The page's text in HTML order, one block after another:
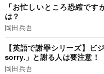
「お忙しいところ恐縮です
は？
岡田兵吾
【英語で謝罪シリーズ】ビ
sorry.」と謝る人は要注意！
岡田兵吾